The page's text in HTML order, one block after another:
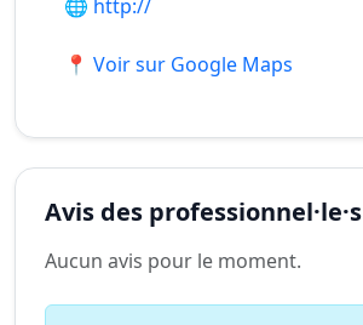
🌐 http://
📍 Voir sur Google Maps
Avis des professionnel·le·s
Aucun avis pour le moment.